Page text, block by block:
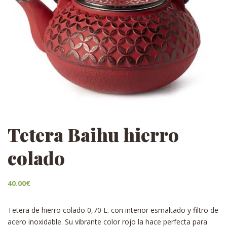
Tetera Baihu hierro
colado
40.00€
Tetera de hierro colado 0,70 L. con interior esmaltado y filtro de
acero inoxidable. Su vibrante color rojo la hace perfecta para